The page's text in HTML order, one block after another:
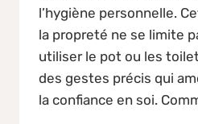
l’hygiène personnelle.
la propreté ne se limite
utiliser le pot ou les
des gestes précis qui
la confiance en soi.